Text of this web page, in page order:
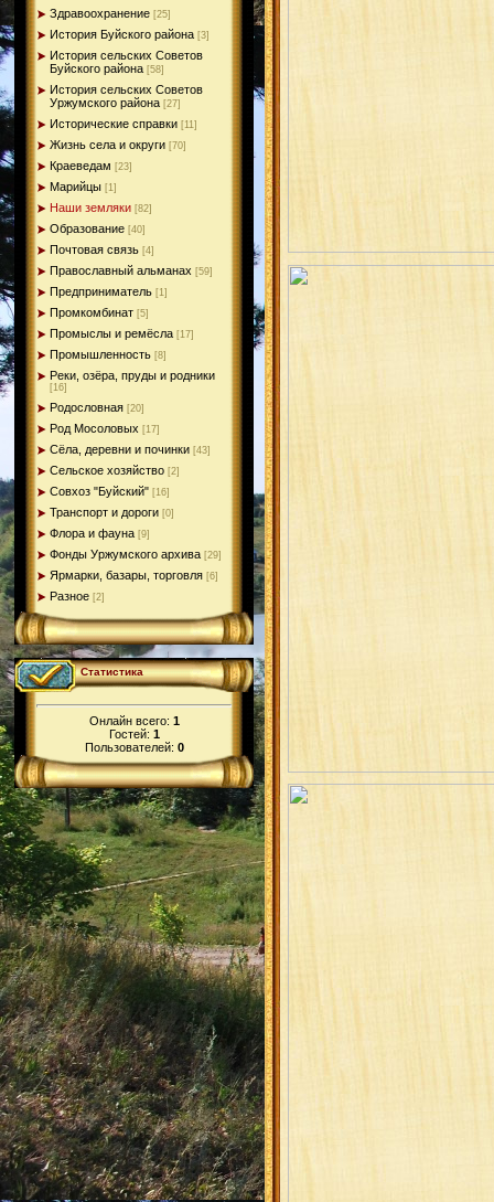
Здравоохранение [25]
История Буйского района [3]
История сельских Советов
Буйского района [58]
История сельских Советов
Уржумского района [27]
Исторические справки [11]
Жизнь села и округи [70]
Краеведам [23]
Марийцы [1]
Наши земляки [82]
Образование [40]
Почтовая связь [4]
Православный альманах [59]
Предприниматель [1]
Промкомбинат [5]
Промыслы и ремёсла [17]
Промышленность [8]
Реки, озёра, пруды и родники
[16]
Родословная [20]
Род Мосоловых [17]
Сёла, деревни и починки [43]
Сельское хозяйство [2]
Совхоз "Буйский" [16]
Транспорт и дороги [0]
Флора и фауна [9]
Фонды Уржумского архива [29]
Ярмарки, базары, торговля [6]
Разное [2]
Статистика
Онлайн всего: 1
Гостей: 1
Пользователей: 0